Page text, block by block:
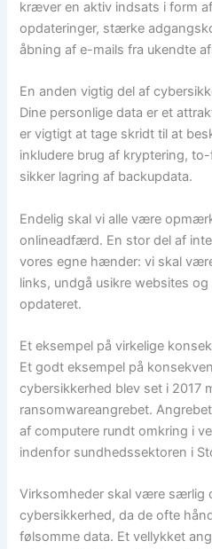
kræver en aktiv indsats i form
opdateringer, stærke
åbning af e-mails fra ukendte
En anden vigtig del af
Dine personlige data er et
er vigtigt at tage skridt til at
inkludere brug af kryptering,
sikker lagring af backupdata.
Endelig skal vi alle være
onlineadfærd. En stor del af
vores egne hænder: vi skal
links, undgå usikre websites
opdateret.
Et eksempel på virkelige
Et godt eksempel på
cybersikkerhed blev set i 2017
ransomwareangrebet.
af computere rundt omkring i
indenfor sundhedssektoren i
Virksomheder skal være særlig
cybersikkerhed, da de ofte
følsomme data. Et vellykket